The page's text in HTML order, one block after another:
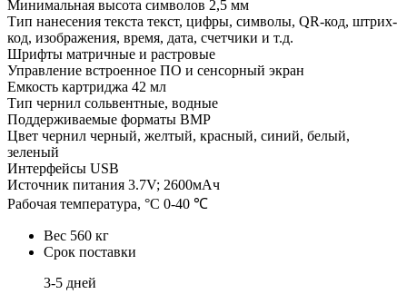
Минимальная высота символов 2,5 мм
Тип нанесения текста текст, цифры, символы, QR-код, штрих-
код, изображения, время, дата, счетчики и т.д.
Шрифты матричные и растровые
Управление встроенное ПО и сенсорный экран
Емкость картриджа 42 мл
Тип чернил сольвентные, водные
Поддерживаемые форматы BMP
Цвет чернил черный, желтый, красный, синий, белый,
зеленый
Интерфейсы USB
Источник питания 3.7V; 2600мАч
Рабочая температура, °C 0-40 ℃
Вес 560 кг
Срок поставки
3-5 дней